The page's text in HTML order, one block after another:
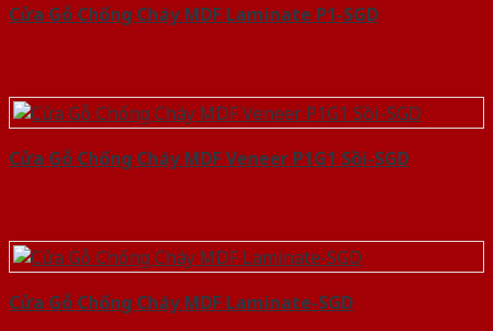
Cửa Gỗ Chống Cháy MDF Laminate P1-SGD
Cửa Gỗ Chống Cháy MDF Veneer P1G1 Sồi-SGD
Cửa Gỗ Chống Cháy MDF Laminate-SGD